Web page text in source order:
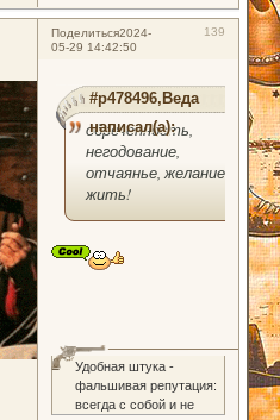
Поделиться 139
2024-
05-29 14:42:50
#p478496,Веда
написал(а):
обреченность,
негодование,
отчаянье, желание
жить!
Удобная штука -
фальшивая репутация:
всегда с собой и не
0